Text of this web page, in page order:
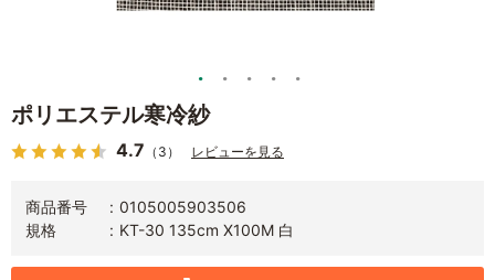
ポリエステル寒冷紗
4.7 （3） レビューを見る
商品番号
0105005903506
規格
KT-30 135cm X100M 白